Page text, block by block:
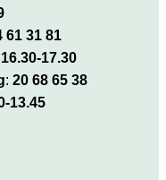
09
61 31 81
17.30
: 20 68 65 38
13.45